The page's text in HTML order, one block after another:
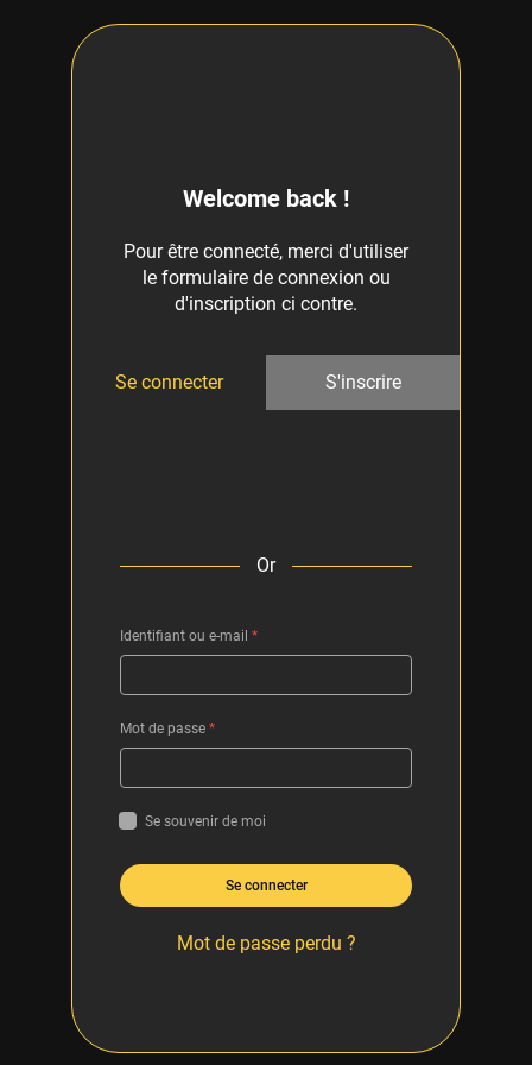
Welcome back !
Pour être connecté, merci d'utiliser
le formulaire de connexion ou
d'inscription ci contre.
Se connecter S'inscrire
Or
Identifiant ou e-mail *
Mot de passe *
Se souvenir de moi
Se connecter
Mot de passe perdu ?